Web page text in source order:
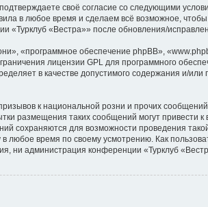
своё согласие со следующими
в любое время и сделаем всё возможное,
«Вестра»» после обновления/
«программное обеспечение phpBB»,
лицензии GPL для программного
в качестве допустимого содержания и/
к национальной розни и прочих
размещения таких сообщений могут привести
сохраняются для возможности проведения
время по своему усмотрению. Как
ни администрация конференции «Турклуб